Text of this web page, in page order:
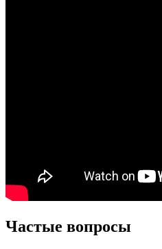
Частые вопросы